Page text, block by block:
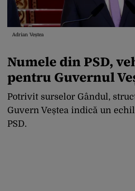
Adrian Veștea
Numele din PSD,
pentru Guvernul
Potrivit surselor Gândul,
Guvern Veștea indică un
PSD.